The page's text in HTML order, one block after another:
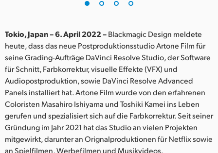
India
Italy
Japan
Korea
Mexico
Malaysia
Tokio, Japan – 6. April 2022 –Blackmagic Design meldete
heute, dass das neue Postproduktionsstudio Artone Film für
seine Grading-Aufträge DaVinci Resolve Studio, der Software
für Schnitt, Farbkorrektur, visuelle Effekte (VFX) und
Audiopostproduktion, sowie DaVinci Resolve Advanced
Panels installiert hat. Artone Film wurde von den erfahrenen
Coloristen Masahiro Ishiyama und Toshiki Kamei ins Leben
gerufen und spezialisiert sich auf die Farbkorrektur. Seit seiner
Gründung im Jahr 2021 hat das Studio an vielen Projekten
mitgewirkt, darunter an Orignalproduktionen für Netflix sowie
an Spielfilmen, Werbefilmen und Musikvideos.